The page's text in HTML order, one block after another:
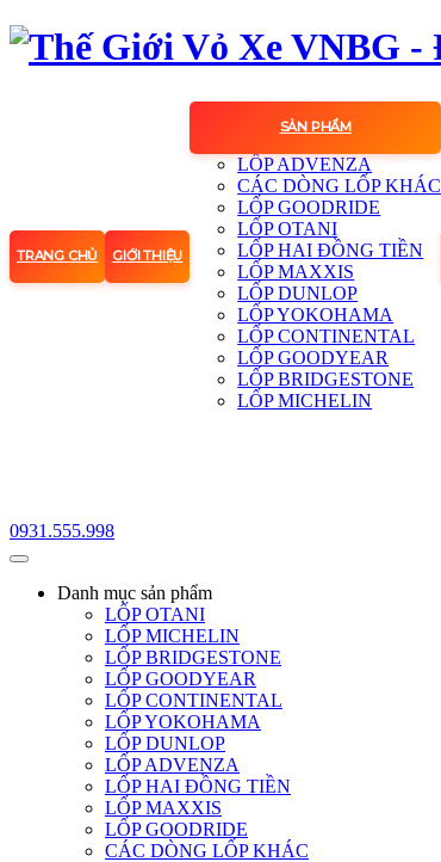
TRANG CHỦ GIỚI THIỆU
SẢN PHẨM
LỐP ADVENZA
CÁC DÒNG LỐP KHÁC
LỐP GOODRIDE
LỐP OTANI
LỐP HAI ĐỒNG TIỀN
LỐP MAXXIS
LỐP DUNLOP
LỐP YOKOHAMA
LỐP CONTINENTAL
LỐP GOODYEAR
LỐP BRIDGESTONE
LỐP MICHELIN
0931.555.998
Danh mục sản phẩm
LỐP OTANI
LỐP MICHELIN
LỐP BRIDGESTONE
LỐP GOODYEAR
LỐP CONTINENTAL
LỐP YOKOHAMA
LỐP DUNLOP
LỐP ADVENZA
LỐP HAI ĐỒNG TIỀN
LỐP MAXXIS
LỐP GOODRIDE
CÁC DÒNG LỐP KHÁC